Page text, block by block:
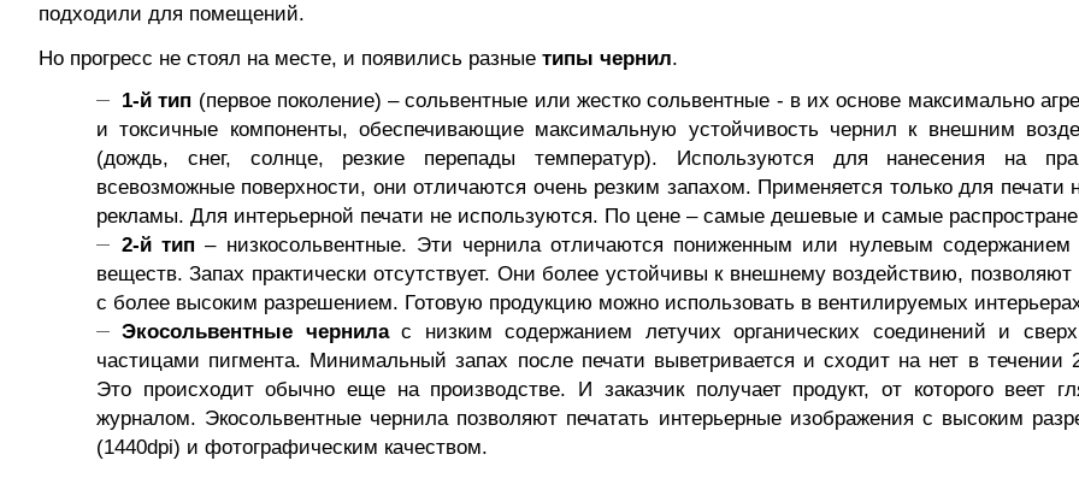
подходили для помещений.
Но прогресс не стоял на месте, и появились разные типы чернил.
1-й тип (первое поколение) – сольвентные или жестко сольвентные - в их основе максимально
и токсичные компоненты, обеспечивающие максимальную устойчивость чернил к внешним
(дождь, снег, солнце, резкие перепады температур). Используются для нанесения на
всевозможные поверхности, они отличаются очень резким запахом. Применяется только для печати
рекламы. Для интерьерной печати не используются. По цене – самые дешевые и самые
2-й тип – низкосольвентные. Эти чернила отличаются пониженным или нулевым содержанием
веществ. Запах практически отсутствует. Они более устойчивы к внешнему воздействию, позволяют
с более высоким разрешением. Готовую продукцию можно использовать в вентилируемых
Экосольвентные чернилас низким содержанием летучих органических соединений и
частицами пигмента. Минимальный запах после печати выветривается и сходит на нет в течении
Это происходит обычно еще на производстве. И заказчик получает продукт, от которого веет
журналом. Экосольвентные чернила позволяют печатать интерьерные изображения с высоким
(1440dpi) и фотографическим качеством.